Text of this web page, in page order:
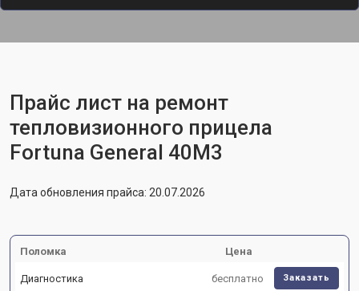
Прайс лист на ремонт
тепловизионного прицела
Fortuna General 40M3
Дата обновления прайса: 20.07.2026
Поломка Цена
Диагностика бесплатно Заказать